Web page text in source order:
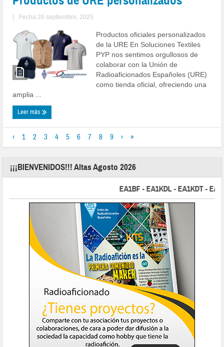
| Fecha:26 septiembre, 2025
Productos oficiales personalizados
de la URE En Soluciones Textiles
PYP nos sentimos orgullosos de
colaborar con la Unión de
Radioaficionados Españoles (URE)
como tienda oficial, ofreciendo una
amplia ...
Leer más
‹ 1 2 3 4 5 6 7 8 9 › »
¡¡¡BIENVENIDOS!!! Altas Agosto 2026
EA1BF - EA1KDL - EA1KDT -